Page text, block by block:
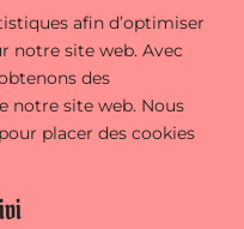
afin d’optimiser
notre site web. Avec
des
notre site web. Nous
placer des cookies